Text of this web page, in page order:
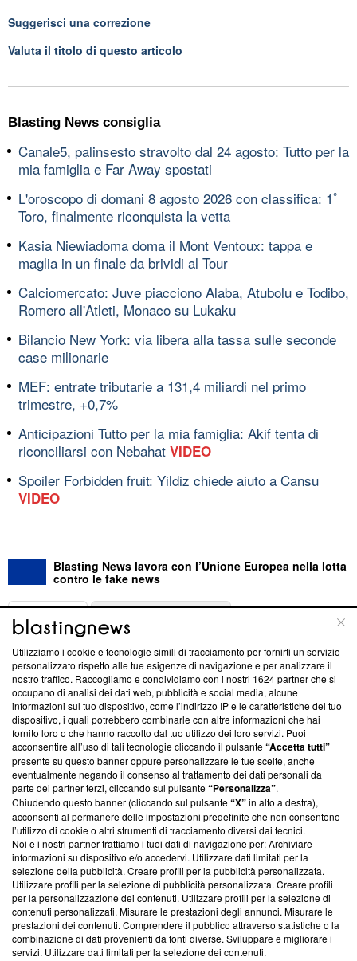
Suggerisci una correzione
Valuta il titolo di questo articolo
Blasting News consiglia
Canale5, palinsesto stravolto dal 24 agosto: Tutto per la
mia famiglia e Far Away spostati
L'oroscopo di domani 8 agosto 2026 con classifica: 1ﾟ
Toro, finalmente riconquista la vetta
Kasia Niewiadoma doma il Mont Ventoux: tappa e
maglia in un finale da brividi al Tour
Calciomercato: Juve piacciono Alaba, Atubolu e Todibo,
Romero all'Atleti, Monaco su Lukaku
Bilancio New York: via libera alla tassa sulle seconde
case milionarie
MEF: entrate tributarie a 131,4 miliardi nel primo
trimestre, +0,7%
Anticipazioni Tutto per la mia famiglia: Akif tenta di
riconciliarsi con Nebahat VIDEO
Spoiler Forbidden fruit: Yildiz chiede aiuto a Cansu
VIDEO
Blasting News lavora con l’Unione Europea nella lotta
contro le fake news
ABOUT
Questa sezione offre informazioni trasparenti su Blasting
News, sui nostri processi editoriali e su come ci impegniamo a
creare news di qualità. Inoltre, afferma la nostra aderenza a
‘Trust Project - News with Integrity’Blasting News non è
ancora membro del programma, ma ha richiesto di farne
parte; Trust Project non ha ancora effettuato una verifica di
conformità agli standard.
Su di noi
Team editoriale
Corporate
Redazione
Informativa Privacy
Cookie Policy
Utilizziamo i cookie e tecnologie simili di tracciamento per fornirti un servizio
personalizzato rispetto alle tue esigenze di navigazione e per analizzare il
nostro traffico. Raccogliamo e condividiamo con i nostri 1624partner che si
occupano di analisi dei dati web, pubblicità e social media, alcune
informazioni sul tuo dispositivo, come l’indirizzo IP e le caratteristiche del tuo
dispositivo, i quali potrebbero combinarle con altre informazioni che hai
fornito loro o che hanno raccolto dal tuo utilizzo dei loro servizi. Puoi
acconsentire all’uso di tali tecnologie cliccando il pulsante“Accetta tutti”
presente su questo banner oppure personalizzare le tue scelte, anche
eventualmente negando il consenso al trattamento dei dati personali da
parte dei partner terzi, cliccando sul pulsante“Personalizza”.
Chiudendo questo banner (cliccando sul pulsante“X”in alto a destra),
acconsenti al permanere delle impostazioni predefinite che non consentono
l’utilizzo di cookie o altri strumenti di tracciamento diversi dai tecnici.
Noi e i nostri partner trattiamo i tuoi dati di navigazione per: Archiviare
informazioni su dispositivo e/o accedervi. Utilizzare dati limitati per la
selezione della pubblicità. Creare profili per la pubblicità personalizzata.
Utilizzare profili per la selezione di pubblicità personalizzata. Creare profili
per la personalizzazione dei contenuti. Utilizzare profili per la selezione di
contenuti personalizzati. Misurare le prestazioni degli annunci. Misurare le
prestazioni dei contenuti. Comprendere il pubblico attraverso statistiche o la
combinazione di dati provenienti da fonti diverse. Sviluppare e migliorare i
servizi. Utilizzare dati limitati per la selezione dei contenuti.